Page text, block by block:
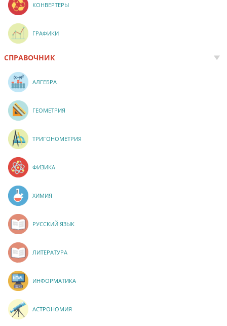
КОНВЕРТЕРЫ
ГРАФИКИ
СПРАВОЧНИК
АЛГЕБРА
ГЕОМЕТРИЯ
ТРИГОНОМЕТРИЯ
ФИЗИКА
ХИМИЯ
РУССКИЙ ЯЗЫК
ЛИТЕРАТУРА
ИНФОРМАТИКА
АСТРОНОМИЯ